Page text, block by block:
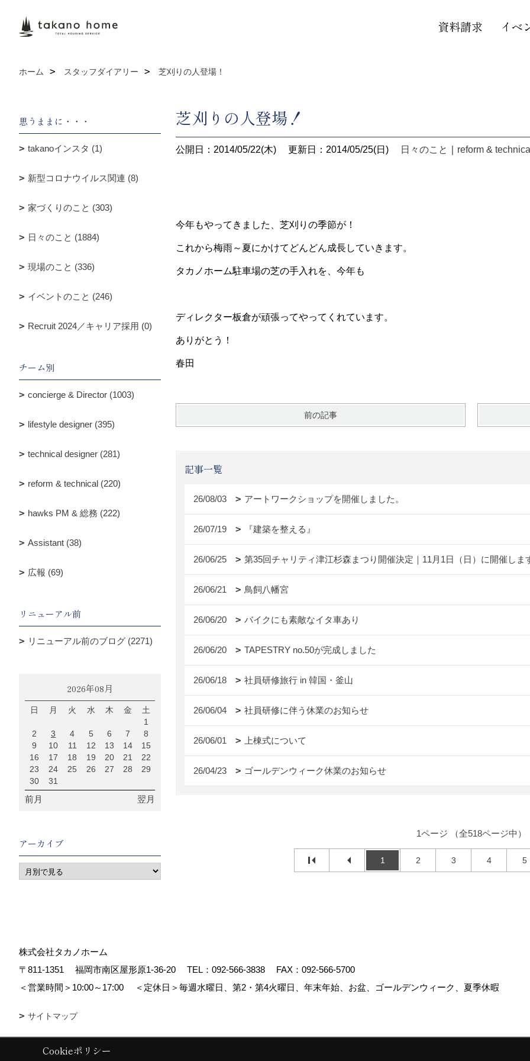
資料請求 イベ
ホーム スタッフダイアリー 芝刈りの人登場！
芝刈りの人登場！
公開日：2014/05/22(木) 更新日：2014/05/25(日) 日々のこと reform &
今年もやってきました、芝刈りの季節が！
これから梅雨～夏にかけてどんどん成長していきます。
タカノホーム駐車場の芝の手入れを、今年も
ディレクター板倉が頑張ってやってくれています。
ありがとう！
春田
前の記事
記事一覧
26/08/03 アートワークショップを開催しました。
26/07/19 『建築を整える』
26/06/25 第35回チャリティ津江杉森まつり開催決定｜11月1日（日）に開催しま
26/06/21 鳥飼八幡宮
26/06/20 バイクにも素敵なイタ車あり
26/06/20 TAPESTRY no.50が完成しました
26/06/18 社員研修旅行 in 韓国・釜山
26/06/04 社員研修に伴う休業のお知らせ
26/06/01 上棟式について
26/04/23 ゴールデンウィーク休業のお知らせ
1ページ （全518ページ中）
1 2 3 4 5
思うままに・・・
takanoインスタ (1)
新型コロナウイルス関連 (8)
家づくりのこと (303)
日々のこと (1884)
現場のこと (336)
イベントのこと (246)
Recruit 2024／キャリア採用 (0)
チーム別
concierge & Director (1003)
lifestyle designer (395)
technical designer (281)
reform & technical (220)
hawks PM & 総務 (222)
Assistant (38)
広報 (69)
リニューアル前
リニューアル前のブログ (2271)
2026年08月
日 月 火 水 木 金
土
1
2
3 4 5 6 7
8
9
10 11 12 13 14
15
16
17 18 19 20 21
22
23
24 25 26 27 28
29
30
31
前月 翌月
アーカイブ
株式会社タカノホーム
〒811-1351
福岡市南区屋形原1-36-20 TEL： 092-566-3838
FAX：092-566-5700
＜営業時間＞10:00～17:00
＜定休日＞毎週水曜日、第2・第4火曜日、年末年始、お盆、ゴールデンウィーク、夏季休暇
サイトマップ
Copyright (c) TAKANO CONSTRUCTION CO.,LTD. All Rights Reserved.
Cookieポリシー